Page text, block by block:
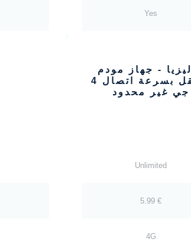
Yes
- جهاز مودم
متنقل بسرعة اتصال 4
جي غير محدود
Unlimited
5.99 €
4G